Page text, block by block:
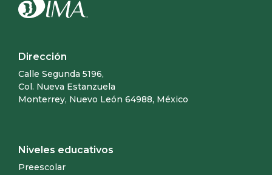
Dirección
Calle Segunda 5196,
Col. Nueva Estanzuela
Monterrey, Nuevo León 64988, México
Niveles educativos
Preescolar